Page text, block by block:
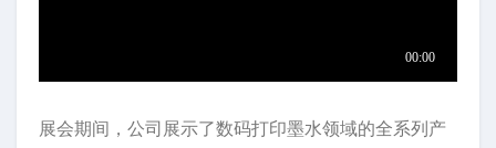
展会期间，公司展示了数码打印墨水领域的全系列产